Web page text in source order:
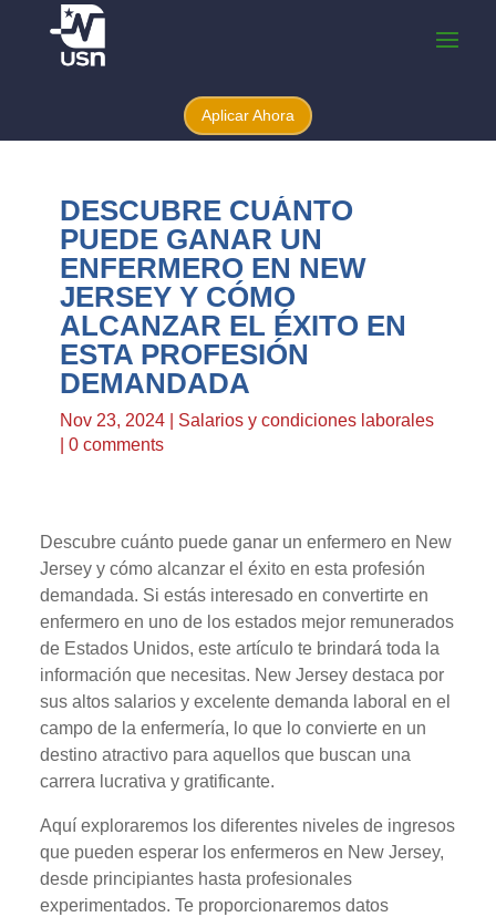
Aplicar Ahora
DESCUBRE CUÁNTO
PUEDE GANAR UN
ENFERMERO EN NEW
JERSEY Y CÓMO
ALCANZAR EL ÉXITO EN
ESTA PROFESIÓN
DEMANDADA
Nov 23, 2024| Salarios y condiciones laborales
0 comments
Descubre cuánto puede ganar un enfermero en New
Jersey y cómo alcanzar el éxito en esta profesión
demandada. Si estás interesado en convertirte en
enfermero en uno de los estados mejor remunerados
de Estados Unidos, este artículo te brindará toda la
información que necesitas. New Jersey destaca por
sus altos salarios y excelente demanda laboral en el
campo de la enfermería, lo que lo convierte en un
destino atractivo para aquellos que buscan una
carrera lucrativa y gratificante.
Aquí exploraremos los diferentes niveles de ingresos
que pueden esperar los enfermeros en New Jersey,
desde principiantes hasta profesionales
experimentados. Te proporcionaremos datos